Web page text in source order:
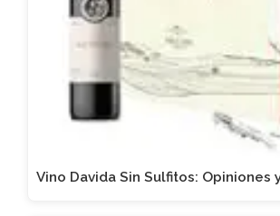
Vino Davida Sin Sulfitos: Opiniones